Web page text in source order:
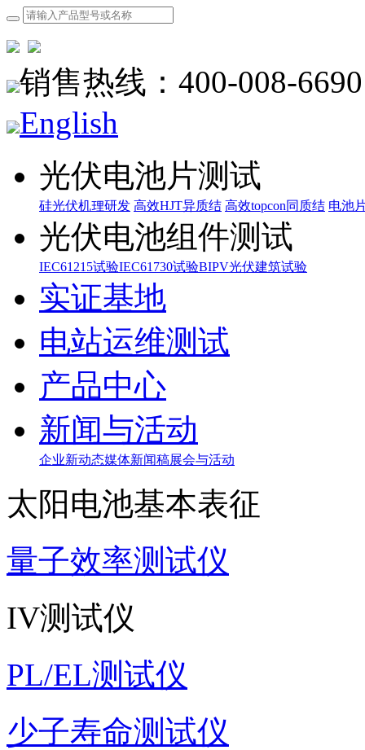
销售热线：400-008-6690
English
光伏电池片测试
硅光伏机理研发 高效HJT异质结 高效topcon同质结 电池
光伏电池组件测试
IEC61215试验IEC61730试验BIPV光伏建筑试验
实证基地
电站运维测试
产品中心
新闻与活动
企业新动态媒体新闻稿展会与活动
太阳电池基本表征
量子效率测试仪
IV测试仪
PL/EL测试仪
少子寿命测试仪